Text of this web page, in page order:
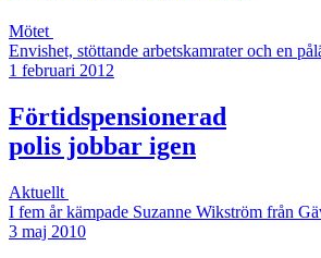
Mötet
Envishet, stöttande arbetskamrater och en
1 februari 2012
Förtidspensionerad
polis jobbar igen
Aktuellt
I fem år kämpade Suzanne Wikström från
3 maj 2010